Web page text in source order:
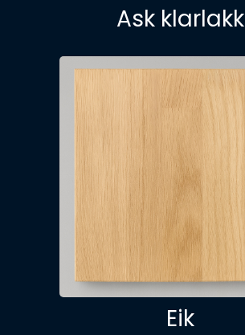
Ask klarlakk
Eik